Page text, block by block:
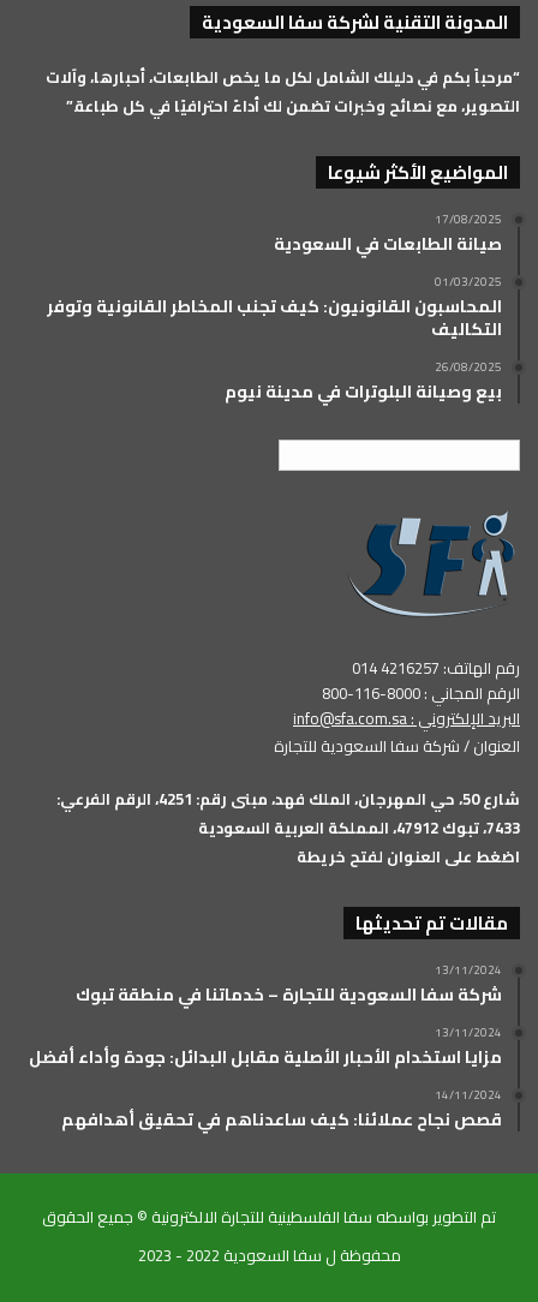
المدونة التقنية لشركة سفا السعودية
“مرحباً بكم في دليلك الشامل لكل ما يخص الطابعات، أحبارها، وآلات
التصوير، مع نصائح وخبرات تضمن لك أداءً احترافيًا في كل طباعة.”
المواضيع الأكثر شيوعا
17/08/2025
صيانة الطابعات في السعودية
01/03/2025
المحاسبون القانونيون: كيف تجنب المخاطر القانونية وتوفر
التكاليف
26/08/2025
بيع وصيانة البلوترات في مدينة نيوم
رقم الهاتف: 4216257 014
الرقم المجاني : 8000-116-800
البريد الإلكتروني :info@sfa.com.sa
العنوان / شركة سفا السعودية للتجارة
شارع 50، حي المهرجان، الملك فهد، مبنى رقم: 4251، الرقم الفرعي:
7433، تبوك 47912، المملكة العربية السعودية
اضغط على العنوان لفتح خريطة
مقالات تم تحديثها
13/11/2024
شركة سفا السعودية للتجارة – خدماتنا في منطقة تبوك
13/11/2024
مزايا استخدام الأحبار الأصلية مقابل البدائل: جودة وأداء أفضل
14/11/2024
قصص نجاح عملائنا: كيف ساعدناهم في تحقيق أهدافهم
تم التطوير بواسطه سفا الفلسطينية للتجارة الالكترونية © جميع الحقوق
محفوظة ل سفا السعودية 2022 - 2023